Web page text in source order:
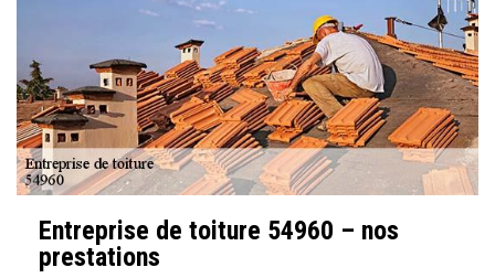
Entreprise de toiture 54960 – nos
prestations